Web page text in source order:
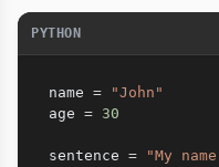
PYTHON
name =
"John"
age = 30
sentence =
"My